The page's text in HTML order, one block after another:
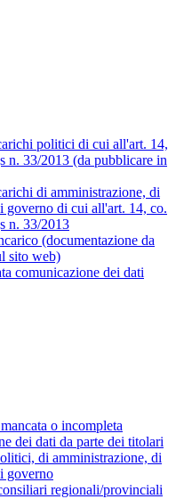
politici di cui all'art. 14,
n. 33/2013 (da pubblicare in
di amministrazione, di
governo di cui all'art. 14, co.
n. 33/2013
(documentazione da
sito web)
comunicazione dei dati
o incompleta
dei dati da parte dei titolari
di amministrazione, di
governo
regionali/provinciali